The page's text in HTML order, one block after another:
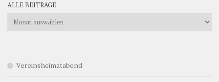
ALLE BEITRÄGE
Alle
Vereinsheimatabend